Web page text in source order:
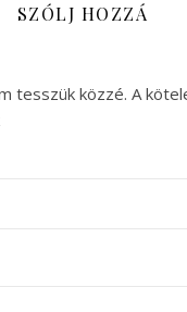
SZÓLJ HOZZÁ
tesszük közzé. A